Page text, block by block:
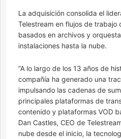
La adquisición consolida el
Telestream en flujos de trabajo
basados ​​en archivos y
instalaciones hasta la nube.
“A lo largo de los 13 años de
compañía ha generado una
impulsando las cadenas de
principales plataformas de
contenido y plataformas VOD
Dan Castles, CEO de
nube desde el inicio, la